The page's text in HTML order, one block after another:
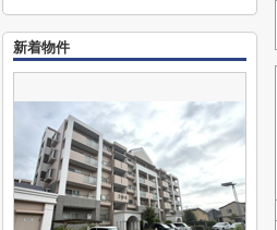
新着物件